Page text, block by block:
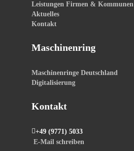
Leistungen Firmen & Kommunen
Aktuelles
Kontakt
Maschinenring
Maschinenringe Deutschland
Digitalisierung
Kontakt
+49 (9771) 5033
E-Mail schreiben